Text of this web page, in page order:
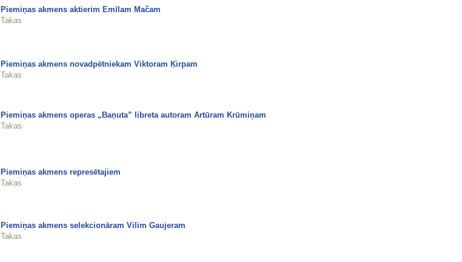
Piemiņas akmens aktierim Emīlam Mačam
Takas
Piemiņas akmens novadpētniekam Viktoram Ķirpam
Takas
Piemiņas akmens operas „Baņuta” libreta autoram Artūram Krūmiņam
Takas
Piemiņas akmens represētajiem
Takas
Piemiņas akmens selekcionāram Vilim Gaujeram
Takas